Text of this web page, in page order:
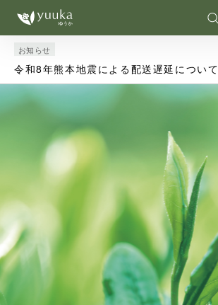
お知らせ
令和8年熊本地震による配送遅延について